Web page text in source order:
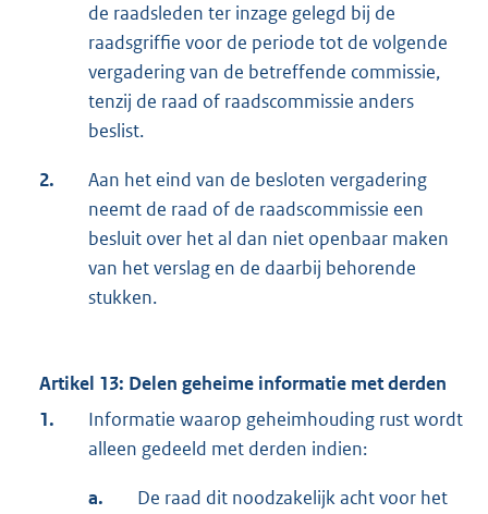
de raadsleden ter inzage gelegd bij de
raadsgriffie voor de periode tot de volgende
vergadering van de betreffende commissie,
tenzij de raad of raadscommissie anders
beslist.
2.
Aan het eind van de besloten vergadering
neemt de raad of de raadscommissie een
besluit over het al dan niet openbaar maken
van het verslag en de daarbij behorende
stukken.
Artikel 13: Delen geheime informatie met derden
1.
Informatie waarop geheimhouding rust wordt
alleen gedeeld met derden indien:
a.
De raad dit noodzakelijk acht voor het